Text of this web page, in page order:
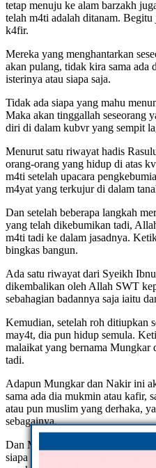
tetap menuju ke alam barzakh
telah m4ti adalah ditanam.
k4fir.
Mereka yang menghantarkan
akan pulang, tidak kira sama ada
isterinya atau siapa saja.
Tidak ada siapa yang mahu
Maka akan tinggallah seseorang
diri di dalam kubvr yang sempit
Menurut satu riwayat hadis
orang-orang yang hidup di atas
m4ti setelah upacara
m4yat yang terkujur di dalam
Dan setelah beberapa langkah
yang telah dikebumikan tadi,
m4ti tadi ke dalam jasadnya.
bingkas bangun.
Ada satu riwayat dari Syeikh
dikembalikan oleh Allah SWT
sebahagian badannya saja iaitu
Kemudian, setelah roh ditiupkan
may4t, dia pun hidup semula.
malaikat yang bernama
tadi.
Adapun Mungkar dan Nakir ini
sama ada dia mukmin atau kafir,
atau pun muslim yang derhaka,
sebagainya.
Dan Mungkar dan Nakir ini ialah
siapa pun pernah melihat